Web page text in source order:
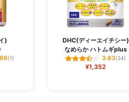
)
(1)
DHC(ディーエイチシー)
なめらか ハトムギplus
3.63(24)
¥1,352